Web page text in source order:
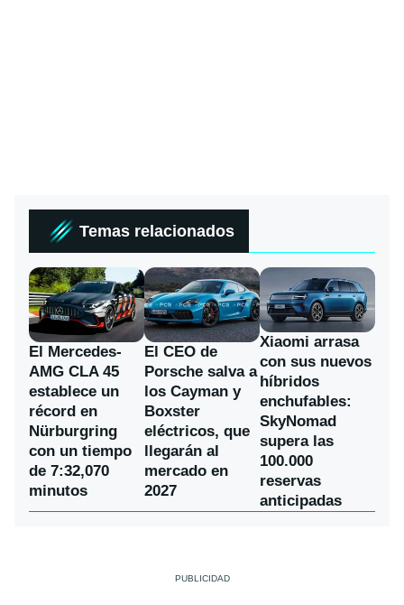
Temas relacionados
El Mercedes-
AMG CLA 45
establece un
récord en
Nürburgring
con un tiempo
de 7:32,070
minutos
El CEO de
Porsche salva a
los Cayman y
Boxster
eléctricos, que
llegarán al
mercado en
2027
Xiaomi arrasa
con sus nuevos
híbridos
enchufables:
SkyNomad
supera las
100.000
reservas
anticipadas